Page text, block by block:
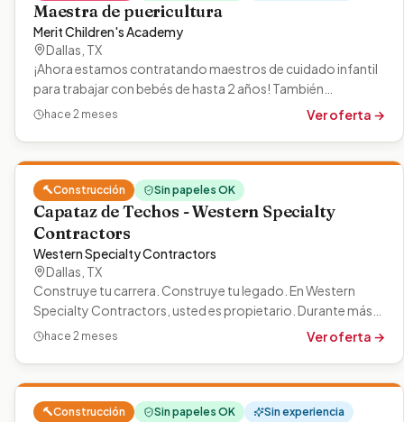
Maestra de puericultura
Merit Children's Academy
Dallas TX
¡Ahora estamos contratando maestros de cuidado infantil
para trabajar con bebés de hasta 2 años! También
necesitamos una cocinera para…
hace 2 meses Ver oferta →
🔨Construcción Sin papeles OK
Capataz de Techos - Western Specialty
Contractors
Western Specialty Contractors
Dallas TX
Construye tu carrera. Construye tu legado. En Western
Specialty Contractors, usted es propietario. Durante más
de 110 años, Western…
hace 2 meses Ver oferta →
🔨Construcción Sin papeles OK Sin experiencia